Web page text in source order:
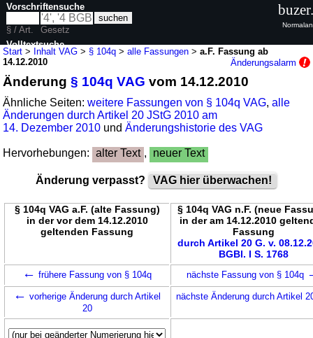
Start > Inhalt VAG > § 104q >alle Fassungen >a.F. Fassung ab
14.12.2010
Änderungsalarm
Änderung§ 104q VAG vom 14.12.2010
Ähnliche Seiten:weitere Fassungen von § 104q VAG,alle
Änderungen durch Artikel 20 JStG 2010 am
14. Dezember 2010 undÄnderungshistorie des VAG
Hervorhebungen: alter Text , neuer Text
Änderung verpasst? VAG hier überwachen!
§ 104q VAG a.F. (alte Fassung)
in der vor dem 14.12.2010
geltenden Fassung
§ 104q VAG n.F. (neue
in der am 14.12.2010
Fassung
durch Artikel 20 G. v.
BGBl. I S. 1768
← frühere Fassung von § 104q nächste Fassung von § 104q
← vorherige Änderung durch Artikel
20
nächste Änderung durch Artikel
Vorschriftensuche
§ / Art.
Gesetz
Volltextsuche